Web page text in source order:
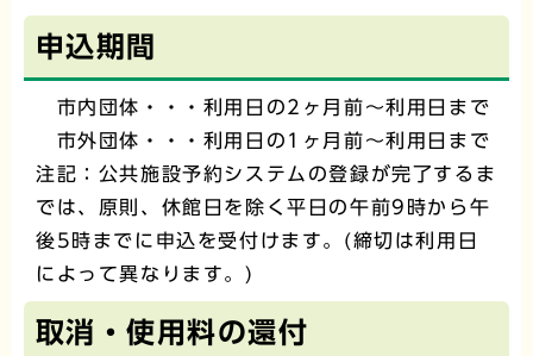
申込期間
市内団体・・・利用日の2ヶ月前～利用日まで
市外団体・・・利用日の1ヶ月前～利用日まで
注記：公共施設予約システムの登録が完了するま
では、原則、休館日を除く平日の午前9時から午
後5時までに申込を受付けます。(締切は利用日
によって異なります。)
取消・使用料の還付